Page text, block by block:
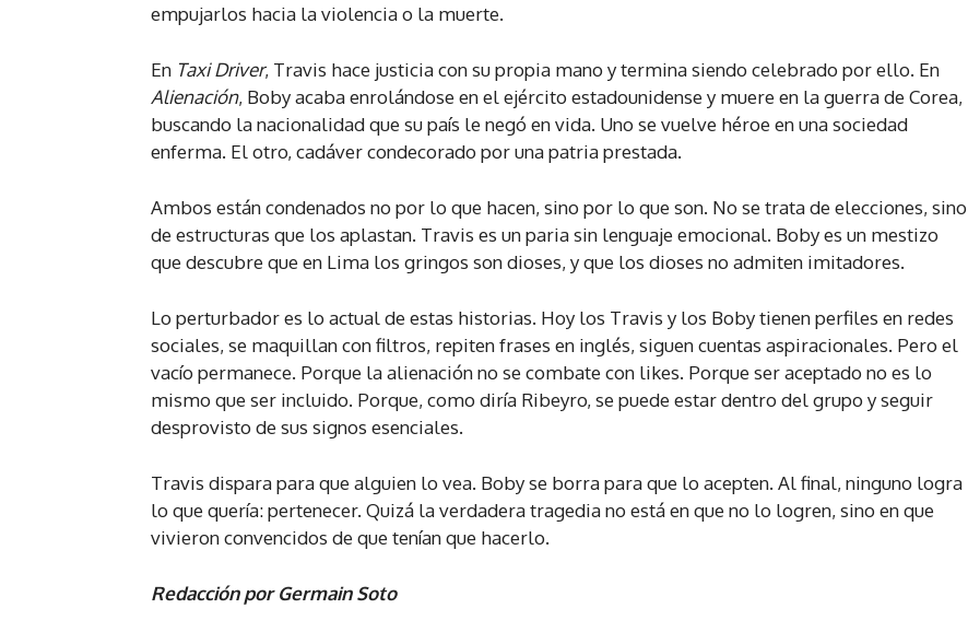
empujarlos hacia la violencia o la muerte.
En Taxi Driver, Travis hace justicia con su propia mano y termina siendo celebrado por ello. En
Alienación, Boby acaba enrolándose en el ejército estadounidense y muere en la guerra de Corea,
buscando la nacionalidad que su país le negó en vida. Uno se vuelve héroe en una sociedad
enferma. El otro, cadáver condecorado por una patria prestada.
Ambos están condenados no por lo que hacen, sino por lo que son. No se trata de elecciones, sino
de estructuras que los aplastan. Travis es un paria sin lenguaje emocional. Boby es un mestizo
que descubre que en Lima los gringos son dioses, y que los dioses no admiten imitadores.
Lo perturbador es lo actual de estas historias. Hoy los Travis y los Boby tienen perfiles en redes
sociales, se maquillan con filtros, repiten frases en inglés, siguen cuentas aspiracionales. Pero el
vacío permanece. Porque la alienación no se combate con likes. Porque ser aceptado no es lo
mismo que ser incluido. Porque, como diría Ribeyro, se puede estar dentro del grupo y seguir
desprovisto de sus signos esenciales.
Travis dispara para que alguien lo vea. Boby se borra para que lo acepten. Al final, ninguno logra
lo que quería: pertenecer. Quizá la verdadera tragedia no está en que no lo logren, sino en que
vivieron convencidos de que tenían que hacerlo.
Redacción por Germain Soto